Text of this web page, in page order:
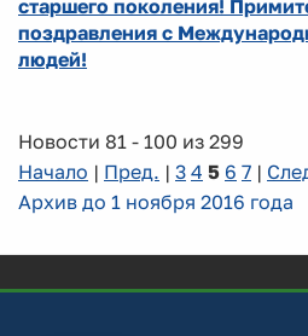
старшего поколения!
поздравления с
людей!
Новости 81 - 100 из 299
Начало | Пред. | 3 4 5 6 7 |
Архив до 1 ноября 2016 года